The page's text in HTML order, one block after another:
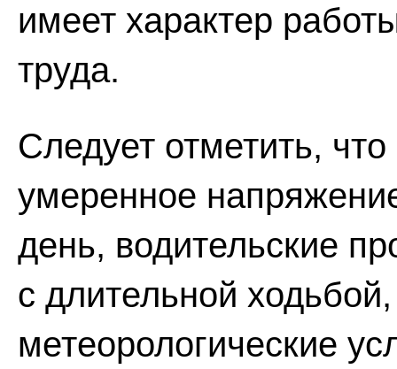
имеет характер
труда.
Следует отметить,
умеренное
день, водительские
с длительной
метеорологические